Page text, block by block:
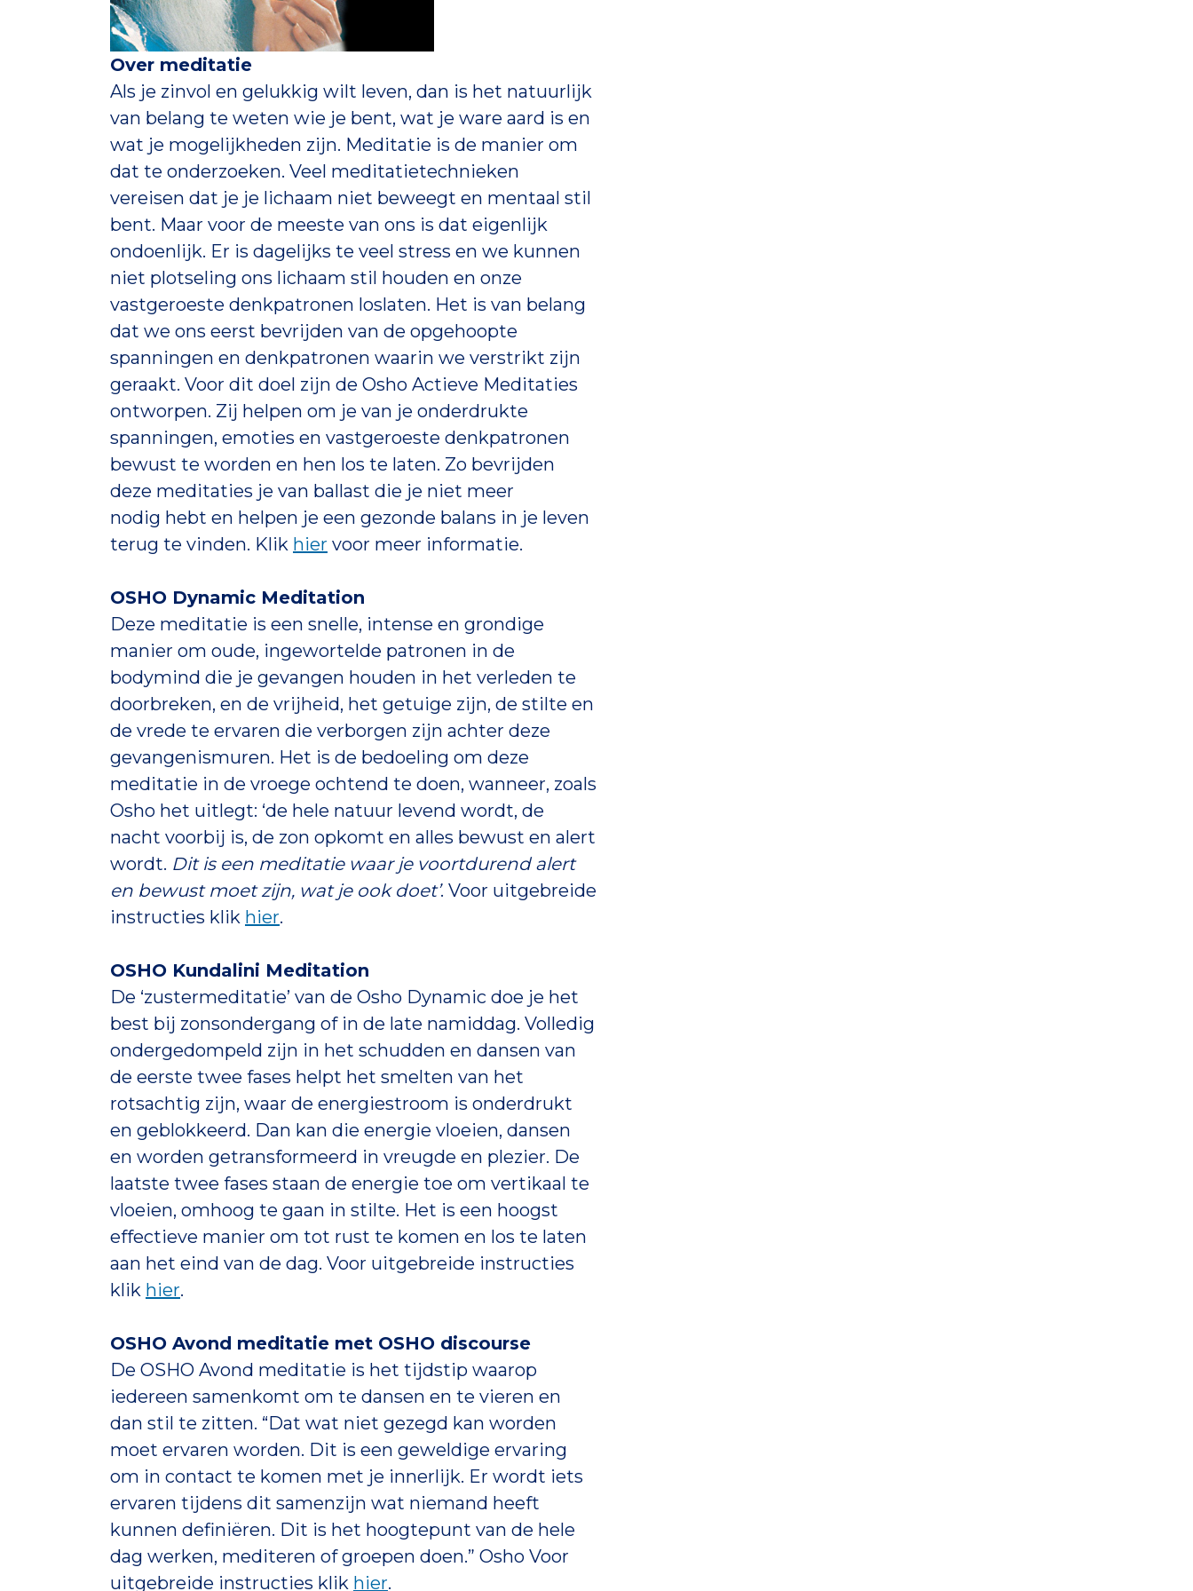
Over meditatie
Als je zinvol en gelukkig wilt leven, dan is het natuurlijk
van belang te weten wie je bent, wat je ware aard is en
wat je mogelijkheden zijn. Meditatie is de manier om
dat te onderzoeken. Veel meditatietechnieken
vereisen dat je je lichaam niet beweegt en mentaal stil
bent. Maar voor de meeste van ons is dat eigenlijk
ondoenlijk. Er is dagelijks te veel stress en we kunnen
niet plotseling ons lichaam stil houden en onze
vastgeroeste denkpatronen loslaten. Het is van belang
dat we ons eerst bevrijden van de opgehoopte
spanningen en denkpatronen waarin we verstrikt zijn
geraakt. Voor dit doel zijn de Osho Actieve Meditaties
ontworpen. Zij helpen om je van je onderdrukte
spanningen, emoties en vastgeroeste denkpatronen
bewust te worden en hen los te laten. Zo bevrijden
deze meditaties je van ballast die je niet meer
nodig hebt en helpen je een gezonde balans in je leven
terug te vinden. Klik hier voor meer informatie.
OSHO Dynamic Meditation
Deze meditatie is een snelle, intense en grondige
manier om oude, ingewortelde patronen in de
bodymind die je gevangen houden in het verleden te
doorbreken, en de vrijheid, het getuige zijn, de stilte en
de vrede te ervaren die verborgen zijn achter deze
gevangenismuren. Het is de bedoeling om deze
meditatie in de vroege ochtend te doen, wanneer, zoals
Osho het uitlegt: ‘de hele natuur levend wordt, de
nacht voorbij is, de zon opkomt en alles bewust en alert
wordt. Dit is een meditatie waar je voortdurend alert
en bewust moet zijn, wat je ook doet’. Voor uitgebreide
instructies klik hier.
OSHO Kundalini Meditation
De ‘zustermeditatie’ van de Osho Dynamic doe je het
best bij zonsondergang of in de late namiddag. Volledig
ondergedompeld zijn in het schudden en dansen van
de eerste twee fases helpt het smelten van het
rotsachtig zijn, waar de energiestroom is onderdrukt
en geblokkeerd. Dan kan die energie vloeien, dansen
en worden getransformeerd in vreugde en plezier. De
laatste twee fases staan de energie toe om vertikaal te
vloeien, omhoog te gaan in stilte. Het is een hoogst
effectieve manier om tot rust te komen en los te laten
aan het eind van de dag. Voor uitgebreide instructies
klik hier.
OSHO Avond meditatie met OSHO discourse
De OSHO Avond meditatie is het tijdstip waarop
iedereen samenkomt om te dansen en te vieren en
dan stil te zitten. “Dat wat niet gezegd kan worden
moet ervaren worden. Dit is een geweldige ervaring
om in contact te komen met je innerlijk. Er wordt iets
ervaren tijdens dit samenzijn wat niemand heeft
kunnen definiëren. Dit is het hoogtepunt van de hele
dag werken, mediteren of groepen doen.” Osho Voor
uitgebreide instructies klik hier.